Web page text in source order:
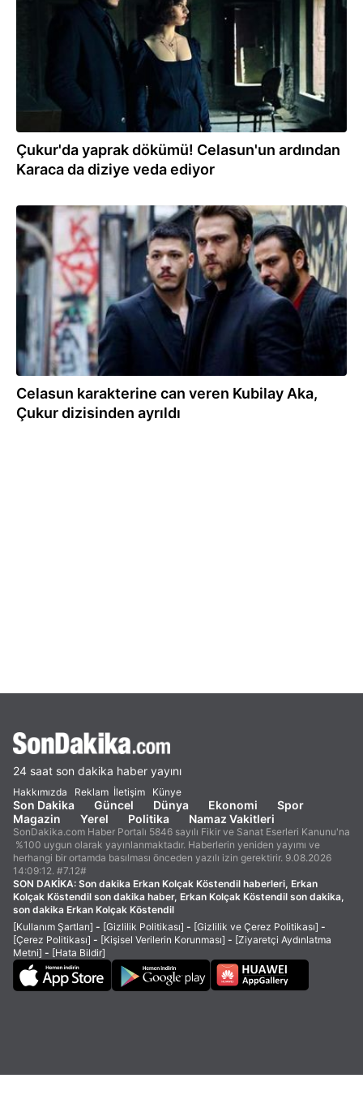
Çukur'da yaprak dökümü! Celasun'un ardından
Karaca da diziye veda ediyor
05.04.2021
Celasun karakterine can veren Kubilay Aka,
Çukur dizisinden ayrıldı
24 saat son dakika haber yayını
Hakkımızda Reklam İletişim Künye
Son Dakika Güncel Dünya Ekonomi
Spor
Magazin
Yerel Politika Namaz Vakitleri
SonDakika.com Haber Portalı 5846 sayılı Fikir ve Sanat Eserleri Kanunu'na
%100 uygun olarak yayınlanmaktadır. Haberlerin yeniden yayımı ve
herhangi bir ortamda basılması önceden yazılı izin gerektirir. 9.08.2026
14:09:12. #7.12#
SON DAKİKA: Son dakika Erkan Kolçak Köstendil haberleri, Erkan
Kolçak Köstendil son dakika haber, Erkan Kolçak Köstendil son dakika,
son dakika Erkan Kolçak Köstendil
[Kullanım Şartları] - [Gizlilik Politikası] - [Gizlilik ve Çerez Politikası] -
[Çerez Politikası] - [Kişisel Verilerin Korunması] - [Ziyaretçi Aydınlatma
Metni] - [Hata Bildir]